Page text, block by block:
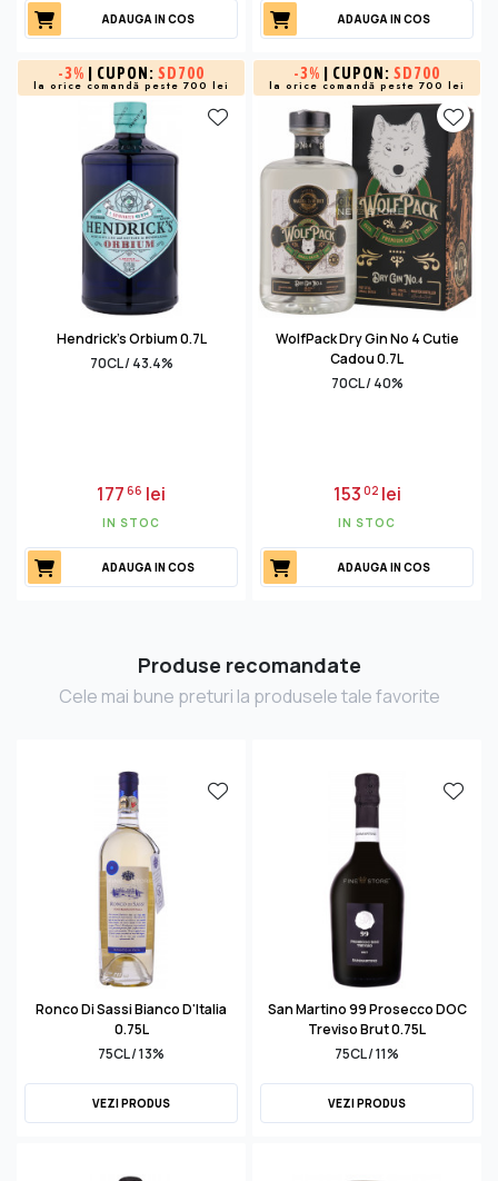
ADAUGA IN COS ADAUGA IN COS
-3% | CUPON: SD700
la orice comandă peste 700 lei
Hendrick's Orbium 0.7L
70CL / 43.4%
17766 lei
IN STOC
ADAUGA IN COS
-3% | CUPON: SD700
la orice comandă peste 700 lei
WolfPack Dry Gin No 4 Cutie
Cadou 0.7L
70CL / 40%
15302lei
IN STOC
ADAUGA IN COS
Produse recomandate
Cele mai bune preturi la produsele tale favorite
Ronco Di Sassi Bianco D'Italia
0.75L
75CL / 13%
VEZI PRODUS
San Martino 99 Prosecco DOC
Treviso Brut 0.75L
75CL / 11%
VEZI PRODUS